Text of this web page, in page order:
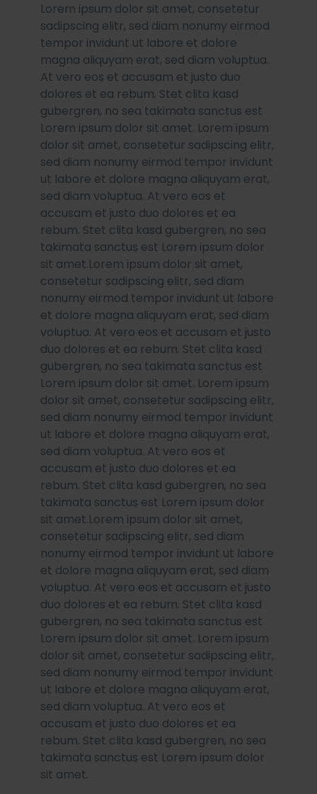
Lorem ipsum dolor sit amet, consetetur
sadipscing elitr, sed diam nonumy eirmod
tempor invidunt ut labore et dolore
magna aliquyam erat, sed diam voluptua.
At vero eos et accusam et justo duo
dolores et ea rebum. Stet clita kasd
gubergren, no sea takimata sanctus est
Lorem ipsum dolor sit amet. Lorem ipsum
dolor sit amet, consetetur sadipscing elitr,
sed diam nonumy eirmod tempor invidunt
ut labore et dolore magna aliquyam erat,
sed diam voluptua. At vero eos et
accusam et justo duo dolores et ea
rebum. Stet clita kasd gubergren, no sea
takimata sanctus est Lorem ipsum dolor
sit amet.Lorem ipsum dolor sit amet,
consetetur sadipscing elitr, sed diam
nonumy eirmod tempor invidunt ut labore
et dolore magna aliquyam erat, sed diam
voluptua. At vero eos et accusam et justo
duo dolores et ea rebum. Stet clita kasd
gubergren, no sea takimata sanctus est
Lorem ipsum dolor sit amet. Lorem ipsum
dolor sit amet, consetetur sadipscing elitr,
sed diam nonumy eirmod tempor invidunt
ut labore et dolore magna aliquyam erat,
sed diam voluptua. At vero eos et
accusam et justo duo dolores et ea
rebum. Stet clita kasd gubergren, no sea
takimata sanctus est Lorem ipsum dolor
sit amet.Lorem ipsum dolor sit amet,
consetetur sadipscing elitr, sed diam
nonumy eirmod tempor invidunt ut labore
et dolore magna aliquyam erat, sed diam
voluptua. At vero eos et accusam et justo
duo dolores et ea rebum. Stet clita kasd
gubergren, no sea takimata sanctus est
Lorem ipsum dolor sit amet. Lorem ipsum
dolor sit amet, consetetur sadipscing elitr,
sed diam nonumy eirmod tempor invidunt
ut labore et dolore magna aliquyam erat,
sed diam voluptua. At vero eos et
accusam et justo duo dolores et ea
rebum. Stet clita kasd gubergren, no sea
takimata sanctus est Lorem ipsum dolor
sit amet.